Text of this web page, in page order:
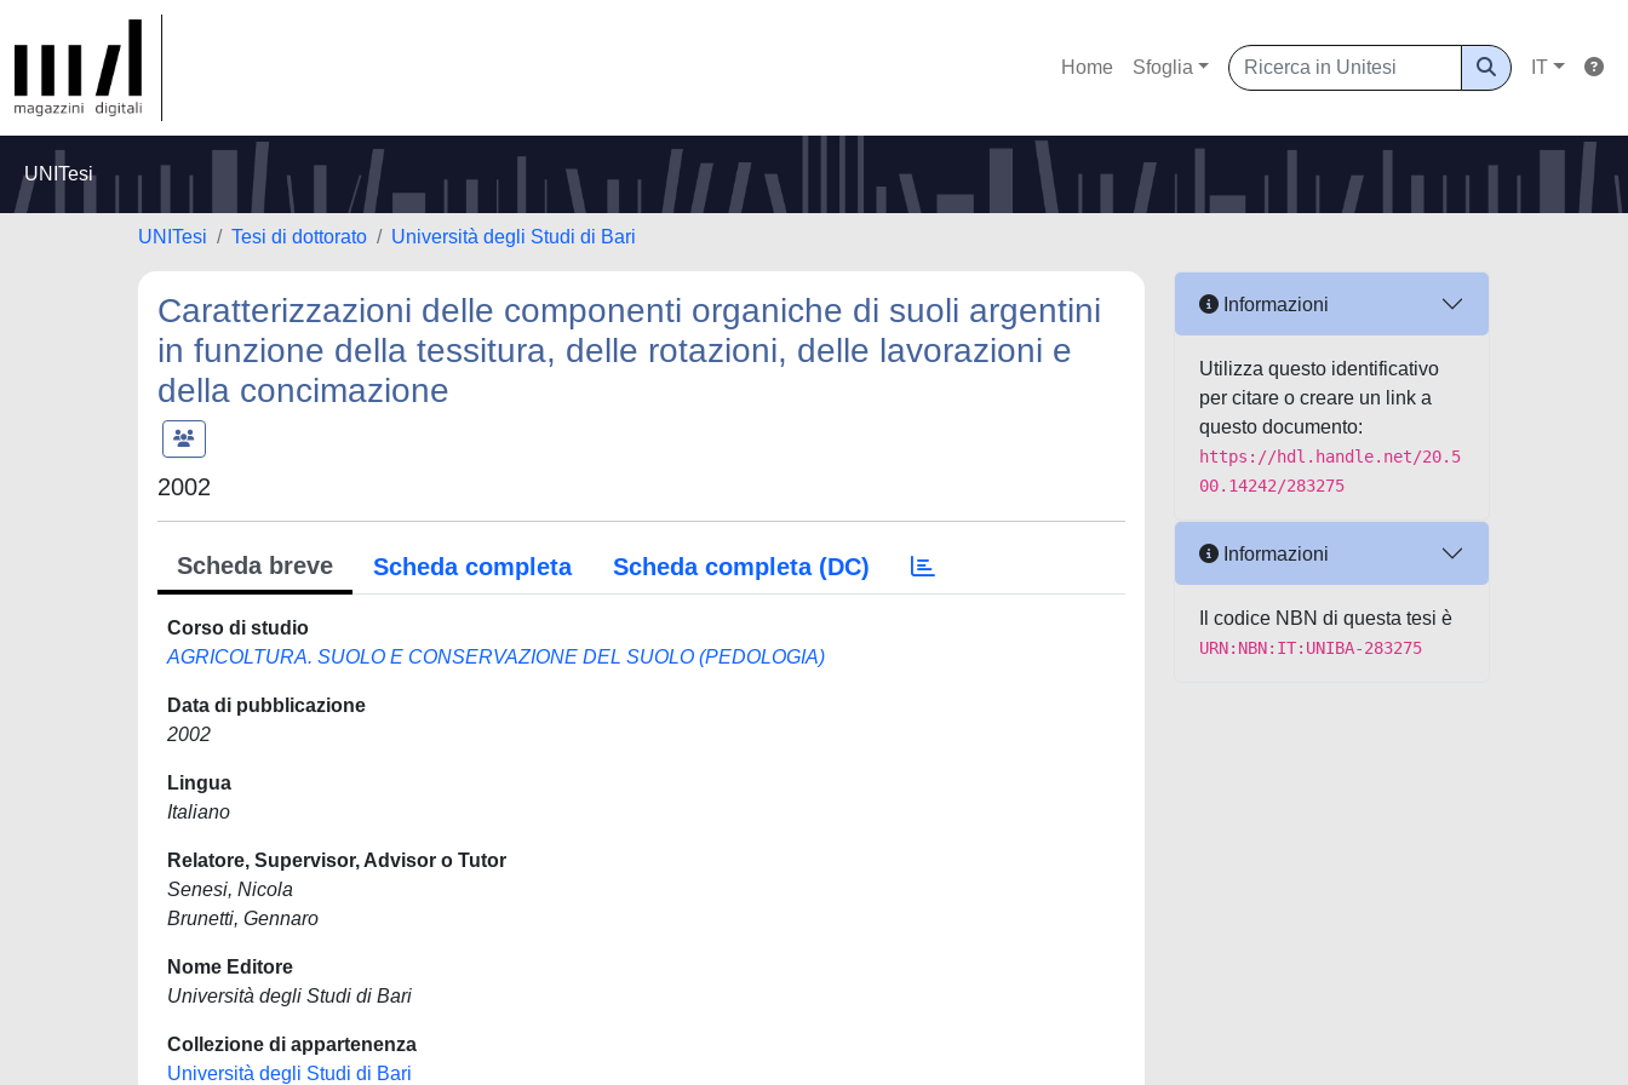
Home Sfoglia IT
UNITesi
UNITesi Tesi di dottorato Università degli Studi di Bari
Caratterizzazioni delle componenti organiche di suoli argentini
in funzione della tessitura, delle rotazioni, delle lavorazioni e
della concimazione
2002
Scheda breve Scheda completa Scheda completa (DC)
Corso di studio
AGRICOLTURA. SUOLO E CONSERVAZIONE DEL SUOLO (PEDOLOGIA)
Data di pubblicazione
2002
Lingua
Italiano
Relatore, Supervisor, Advisor o Tutor
Senesi, Nicola
Brunetti, Gennaro
Nome Editore
Università degli Studi di Bari
Collezione di appartenenza
Università degli Studi di Bari
Informazioni
Utilizza questo identificativo
per citare o creare un link a
questo documento:
https://hdl.handle.net/20.5
00.14242/283275
Informazioni
Il codice NBN di questa tesi è
URN:NBN:IT:UNIBA-283275